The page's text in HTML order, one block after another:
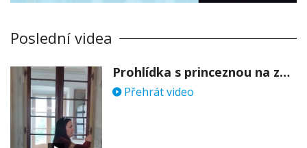
Poslední videa
Prohlídka s princeznou na zámku Stekník
Přehrát video